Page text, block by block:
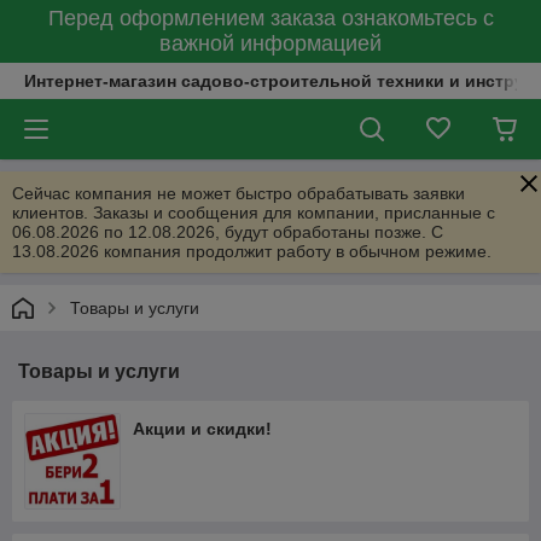
Перед оформлением заказа ознакомьтесь с
важной информацией
Интернет-магазин садово-строительной техники и
Сейчас компания не может быстро обрабатывать заявки
клиентов. Заказы и сообщения для компании, присланные с
06.08.2026 по 12.08.2026, будут обработаны позже. С
13.08.2026 компания продолжит работу в обычном режиме.
Товары и услуги
Товары и услуги
Акции и скидки!